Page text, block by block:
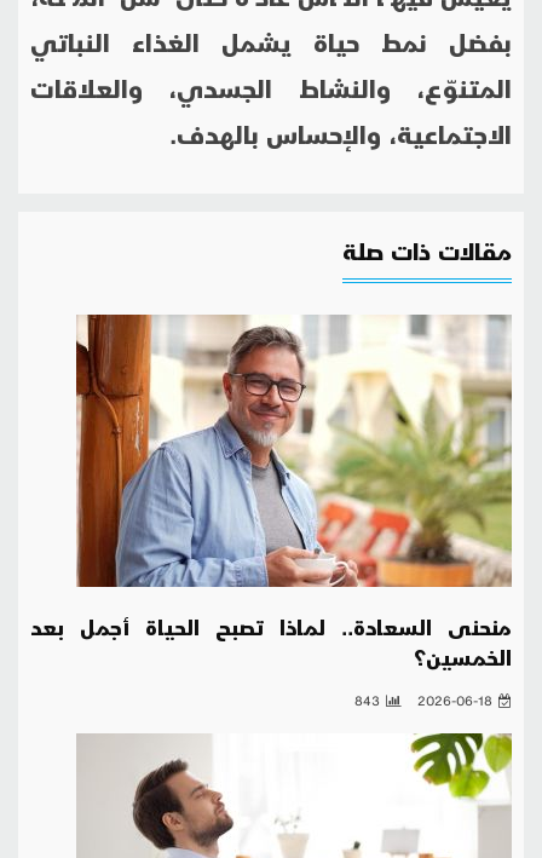
بفضل نمط حياة يشمل الغذاء النباتي
المتنوّع، والنشاط الجسدي، والعلاقات
الاجتماعية، والإحساس بالهدف.
مقالات ذات صلة
منحنى السعادة.. لماذا تصبح الحياة أجمل بعد
الخمسين؟
2026-06-18
843